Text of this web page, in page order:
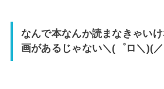
なんで本なんか読まなきゃい
画があるじゃない＼(゜ロ＼)(